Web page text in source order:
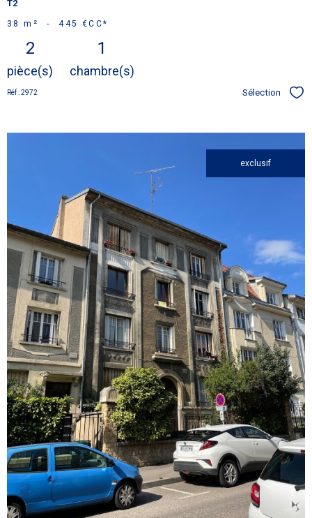
T2
38 m² - 445 €CC*
2
pièce(s)
1
chambre(s)
Réf : 2972 Sélection
exclusif
voir le
bien